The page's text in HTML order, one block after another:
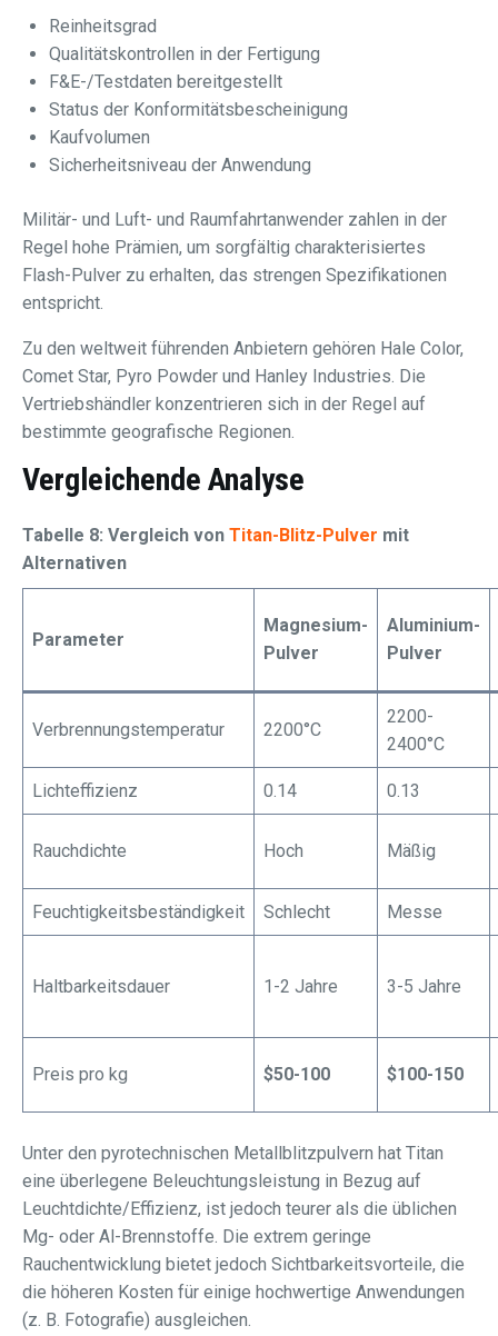
Reinheitsgrad
Qualitätskontrollen in der Fertigung
F&E-/Testdaten bereitgestellt
Status der Konformitätsbescheinigung
Kaufvolumen
Sicherheitsniveau der Anwendung
Militär- und Luft- und Raumfahrtanwender zahlen in der
Regel hohe Prämien, um sorgfältig charakterisiertes
Flash-Pulver zu erhalten, das strengen Spezifikationen
entspricht.
Zu den weltweit führenden Anbietern gehören Hale Color,
Comet Star, Pyro Powder und Hanley Industries. Die
Vertriebshändler konzentrieren sich in der Regel auf
bestimmte geografische Regionen.
Vergleichende Analyse
Tabelle 8: Vergleich von Titan-Blitz-Pulver mit
Alternativen
Parameter
Magnesium-
Pulver
Aluminium-
Pulver
Verbrennungstemperatur 2200°C
2200-
2400°C
Lichteffizienz 0.14 0.13
Rauchdichte Hoch Mäßig
Feuchtigkeitsbeständigkeit Schlecht Messe
Haltbarkeitsdauer 1-2 Jahre 3-5 Jahre
Preis pro kg $50-100 $100-150
Unter den pyrotechnischen Metallblitzpulvern hat Titan
eine überlegene Beleuchtungsleistung in Bezug auf
Leuchtdichte/Effizienz, ist jedoch teurer als die üblichen
Mg- oder Al-Brennstoffe. Die extrem geringe
Rauchentwicklung bietet jedoch Sichtbarkeitsvorteile, die
die höheren Kosten für einige hochwertige Anwendungen
(z. B. Fotografie) ausgleichen.